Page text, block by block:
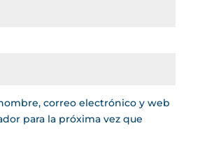
correo electrónico y web
para la próxima vez que